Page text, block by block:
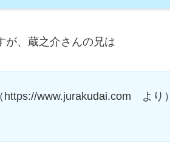
が、蔵之介さんの兄は
www.jurakudai.com より）